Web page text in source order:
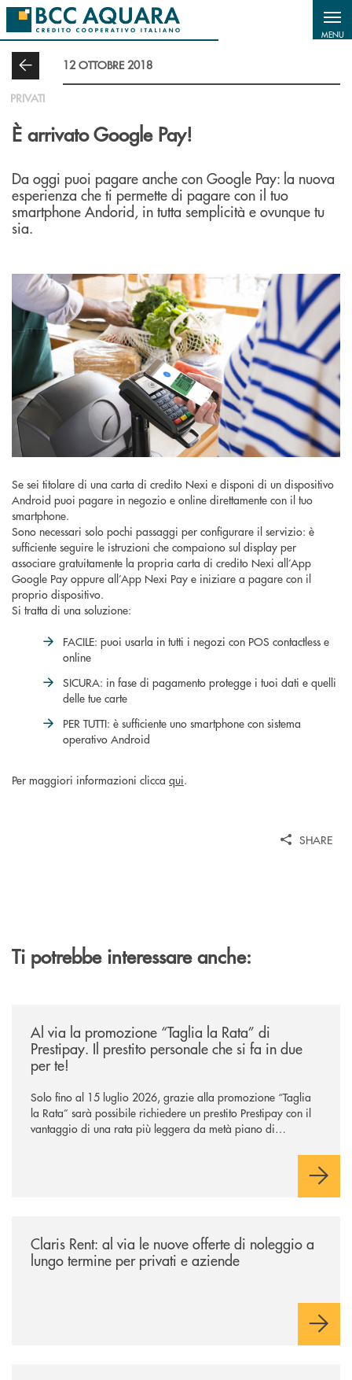
Salta al contenuto principale
MENU
12 OTTOBRE 2018
PRIVATI
È arrivato Google Pay!
Da oggi puoi pagare anche con Google Pay: la nuova
esperienza che ti permette di pagare con il tuo
smartphone Andorid, in tutta semplicità e ovunque tu
sia.
Se sei titolare di una carta di credito Nexi e disponi di un dispositivo
Android puoi pagare in negozio e online direttamente con il tuo
smartphone.
Sono necessari solo pochi passaggi per configurare il servizio: è
sufficiente seguire le istruzioni che compaiono sul display per
associare gratuitamente la propria carta di credito Nexi all’App
Google Pay oppure all’App Nexi Pay e iniziare a pagare con il
proprio dispositivo.
Si tratta di una soluzione:
FACILE: puoi usarla in tutti i negozi con POS contactless e
online
SICURA: in fase di pagamento protegge i tuoi dati e quelli
delle tue carte
PER TUTTI: è sufficiente uno smartphone con sistema
operativo Android
Per maggiori informazioni clicca qui.
SHARE
Ti potrebbe interessare anche:
Al via la promozione “Taglia la Rata” di
Prestipay. Il prestito personale che si fa in due
per te!
Solo fino al 15 luglio 2026, grazie alla promozione “Taglia
la Rata” sarà possibile richiedere un prestito Prestipay con il
vantaggio di una rata più leggera da metà piano di
Claris Rent: al via le nuove offerte di noleggio a
lungo termine per privati e aziende